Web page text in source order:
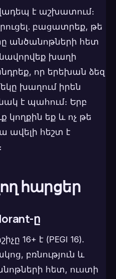
է աշխատում։
բացատրեք, թե
անծանոթների հետ
խաղի
որ երեխան ձեզ
խաղում իրեն
է պահում։ Երբ
կողքին եք և ոչ թե
ավելի հեշտ է
հարցեր
ը
16+ է (PEGI 16).
բռնություն և
հետ, ուստի